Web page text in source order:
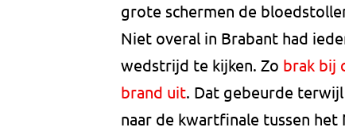
grote schermen de
Niet overal in Brabant had
wedstrijd te kijken. Zo brak bij
brand uit. Dat gebeurde
naar de kwartfinale tussen het